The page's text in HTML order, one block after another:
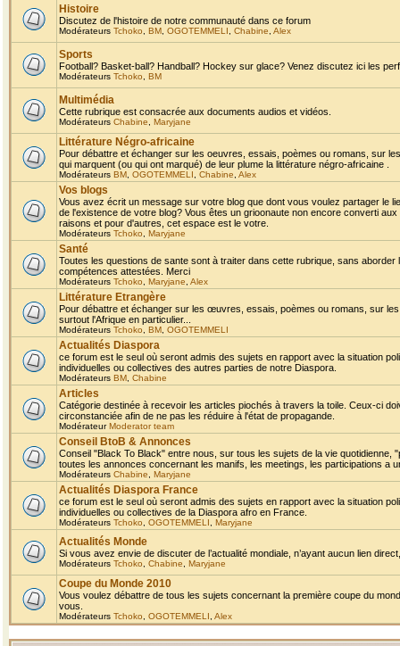
Histoire
Discutez de l'histoire de notre communauté dans ce forum
Modérateurs Tchoko BM OGOTEMMELI Chabine Alex
Sports
Football? Basket-ball? Handball? Hockey sur glace? Venez discutez ici les
Modérateurs Tchoko BM
Multimédia
Cette rubrique est consacrée aux documents audios et vidéos.
Modérateurs Chabine Maryjane
Littérature Négro-africaine
Pour débattre et échanger sur les oeuvres, essais, poèmes ou romans, sur
qui marquent (ou qui ont marqué) de leur plume la littérature négro-africaine .
Modérateurs BM OGOTEMMELI Chabine Alex
Vos blogs
Vous avez écrit un message sur votre blog que dont vous voulez partager le
de l'existence de votre blog? Vous êtes un grioonaute non encore converti
raisons et pour d'autres, cet espace est le votre.
Modérateurs Tchoko Maryjane
Santé
Toutes les questions de sante sont à traiter dans cette rubrique, sans
compétences attestées. Merci
Modérateurs Tchoko Maryjane Alex
Littérature Etrangère
Pour débattre et échanger sur les œuvres, essais, poèmes ou romans, sur
surtout l'Afrique en particulier...
Modérateurs Tchoko BM OGOTEMMELI
Actualités Diaspora
ce forum est le seul où seront admis des sujets en rapport avec la situation
individuelles ou collectives des autres parties de notre Diaspora.
Modérateurs BM Chabine
Articles
Catégorie destinée à recevoir les articles piochés à travers la toile. Ceux-ci
circonstanciée afin de ne pas les réduire à l'état de propagande.
ModérateurModerator team
Conseil BtoB & Annonces
Conseil "Black To Black" entre nous, sur tous les sujets de la vie
toutes les annonces concernant les manifs, les meetings, les participations a
Modérateurs Chabine Maryjane
Actualités Diaspora France
ce forum est le seul où seront admis des sujets en rapport avec la situation
individuelles ou collectives de la Diaspora afro en France.
Modérateurs Tchoko OGOTEMMELI Maryjane
Actualités Monde
Si vous avez envie de discuter de l’actualité mondiale, n’ayant aucun lien
Modérateurs Tchoko Chabine Maryjane
Coupe du Monde 2010
Vous voulez débattre de tous les sujets concernant la première coupe du
vous.
Modérateurs Tchoko OGOTEMMELI Alex